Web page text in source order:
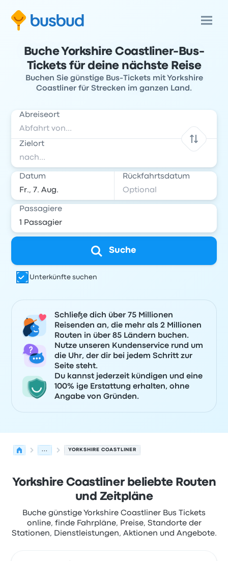
Buche Yorkshire Coastliner-Bus-
Tickets für deine nächste Reise
Buchen Sie günstige Bus-Tickets mit Yorkshire
Coastliner für Strecken im ganzen Land.
Abreiseort
Zielort
Datum Rückfahrtsdatum
Passagiere
Suche
Unterkünfte suchen
Schließe dich über 75 Millionen
Reisenden an, die mehr als 2 Millionen
Routen in über 85 Ländern buchen.
Nutze unseren Kundenservice rund um
die Uhr, der dir bei jedem Schritt zur
Seite steht.
Du kannst jederzeit kündigen und eine
100% ige Erstattung erhalten, ohne
Angabe von Gründen.
... YORKSHIRE COASTLINER
Yorkshire Coastliner beliebte Routen
und Zeitpläne
Buche günstige Yorkshire Coastliner Bus Tickets
online, finde Fahrpläne, Preise, Standorte der
Stationen, Dienstleistungen, Aktionen und Angebote.